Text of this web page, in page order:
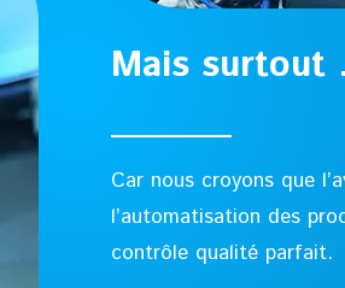
Mais
Car nous croyons que
l’automatisation des
contrôle qualité parfait.